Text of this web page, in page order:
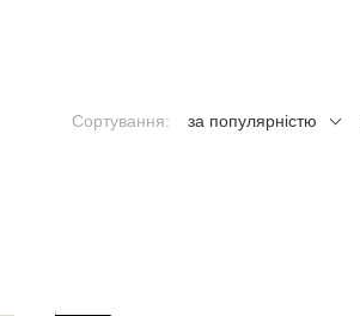
Сортування: за популярністю